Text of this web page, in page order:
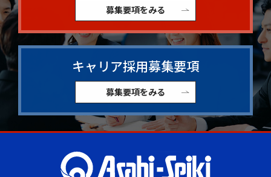
募集要項をみる
キャリア採用募集要項
募集要項をみる